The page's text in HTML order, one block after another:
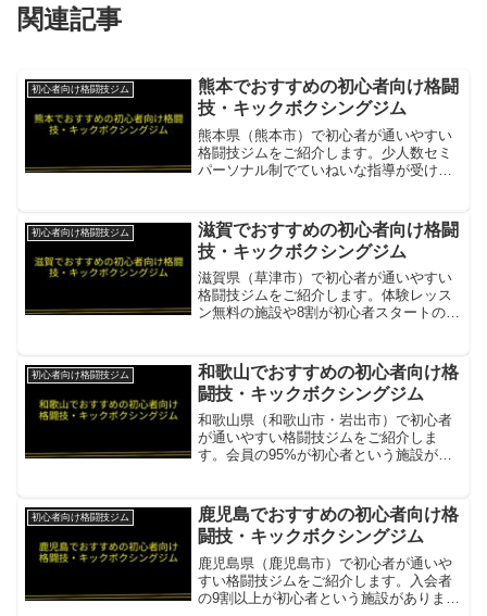
関連記事
初心者向け格闘技ジム
熊本でおすすめの初心者向け格闘
技・キックボクシングジム
熊本県（熊本市）で初心者が通いやすい
格闘技ジムをご紹介します。少人数セミ
パーソナル制でていねいな指導が受けら
ミパーソナル。女性・初心者9割以上の安
心環境項...
初心者向け格闘技ジム
滋賀でおすすめの初心者向け格闘
技・キックボクシングジム
滋賀県（草津市）で初心者が通いやすい
格闘技ジムをご紹介します。体験レッス
ン無料の施設や8割が初心者スタートの施
でステップ・サンドバッグから気軽に始
められる項目内...
初心者向け格闘技ジム
和歌山でおすすめの初心者向け格
闘技・キックボクシングジム
和歌山県（和歌山市・岩出市）で初心者
が通いやすい格闘技ジムをご紹介しま
す。会員の95%が初心者という施設があ
可・子連れ対応で通いやすい項目内容所
在地／最寄駅和歌山...
初心者向け格闘技ジム
鹿児島でおすすめの初心者向け格
闘技・キックボクシングジム
鹿児島県（鹿児島市）で初心者が通いや
すい格闘技ジムをご紹介します。入会者
の9割以上が初心者という施設がありま